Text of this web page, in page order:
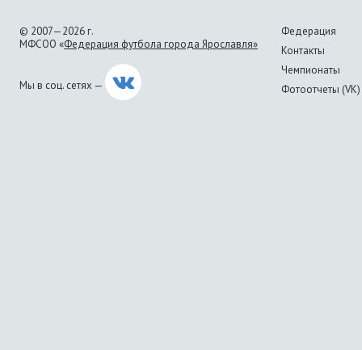
© 2007—2026 г.
МФСОО «Федерация футбола города Ярославля»
Мы в соц. сетях —
Федерация
Контакты
Чемпионаты
Фотоотчеты (VK)